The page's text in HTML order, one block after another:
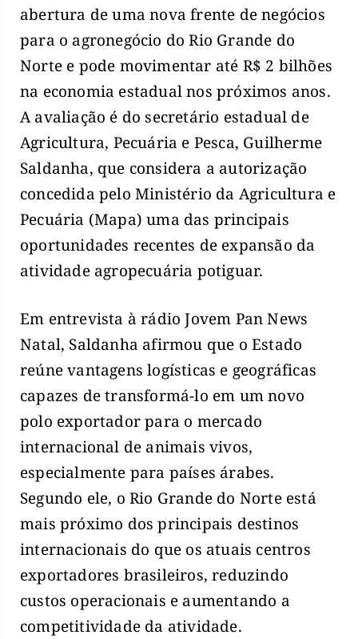
abertura de uma nova frente de negócios
para o agronegócio do Rio Grande do
Norte e pode movimentar até R$ 2 bilhões
na economia estadual nos próximos anos.
A avaliação é do secretário estadual de
Agricultura, Pecuária e Pesca, Guilherme
Saldanha, que considera a autorização
concedida pelo Ministério da Agricultura e
Pecuária (Mapa) uma das principais
oportunidades recentes de expansão da
atividade agropecuária potiguar.
Em entrevista à rádio Jovem Pan News
Natal, Saldanha afirmou que o Estado
reúne vantagens logísticas e geográficas
capazes de transformá-lo em um novo
polo exportador para o mercado
internacional de animais vivos,
especialmente para países árabes.
Segundo ele, o Rio Grande do Norte está
mais próximo dos principais destinos
internacionais do que os atuais centros
exportadores brasileiros, reduzindo
custos operacionais e aumentando a
competitividade da atividade.